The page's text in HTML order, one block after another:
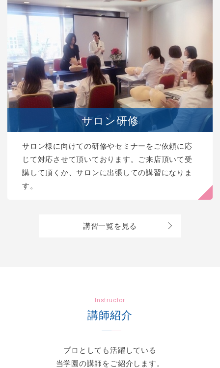
サロン研修
サロン様に向けての研修やセミナーをご依頼に応
じて対応させて頂いております。ご来店頂いて受
講して頂くか、サロンに出張しての講習になりま
す。
講習一覧を見る
Instructor
講師紹介
プロとしても活躍している
当学園の講師をご紹介します。